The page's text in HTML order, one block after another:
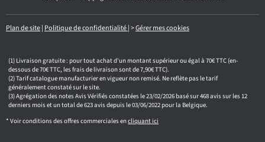
i
lPlan de site| Politique de confidentialité|>Gérer mes cookies
Livraison gratuite : pour tout achat d'un montant supérieur ou égal à 70€ TTC (en-
dessous de 70€ TTC, les frais de livraison sont de 7,90€ TTC).
Tarif catalogue manufacturier en vigueur non remisé. Ne reflète pas le tarif
généralement constaté sur le site.
Agrégation des notes Avis Vérifiés constatées le 23/02/2026 basé sur 468 avis sur les 12
derniers mois et un total de 623 avis depuis le 03/06/2022 pour la Belgique.
* Voir conditions des offres commerciales encliquant ici